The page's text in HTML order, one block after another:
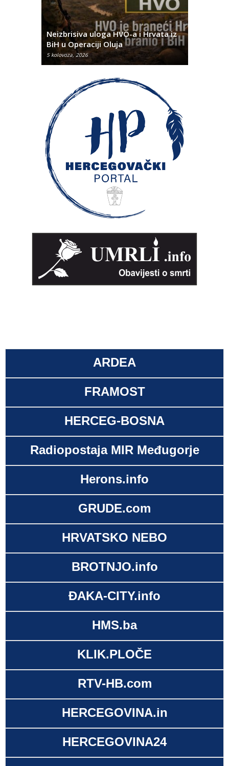
Neizbrisiva uloga HVO-a i Hrvata iz
BiH u Operaciji Oluja
5 kolovoza, 2026
ARDEA
FRAMOST
HERCEG-BOSNA
Radiopostaja MIR Međugorje
Herons.info
GRUDE.com
HRVATSKO NEBO
BROTNJO.info
ĐAKA-CITY.info
HMS.ba
KLIK.PLOČE
RTV-HB.com
HERCEGOVINA.in
HERCEGOVINA24